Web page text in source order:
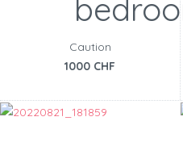
Caution
1000 CHF